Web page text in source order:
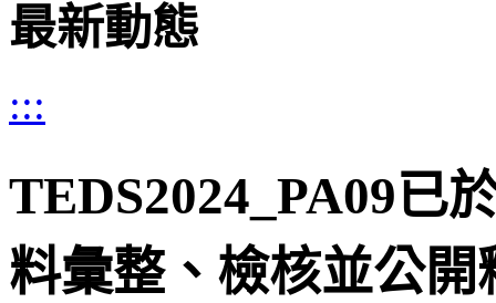
最新動態
:::
TEDS2024_PA09已
料彙整、檢核並公開